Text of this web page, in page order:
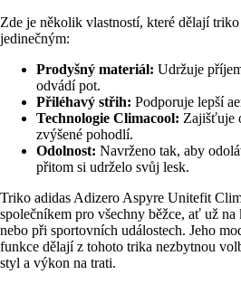
Zde je několik vlastností, které dělají
jedinečným:
Prodyšný materiál: Udržuje
odvádí pot.
Přiléhavý střih: Podporuje lepší
Technologie Climacool: Zajišťuje
zvýšené pohodlí.
Odolnost: Navrženo tak, aby
přitom si udrželo svůj lesk.
Triko adidas Adizero Aspyre Unitefit
společníkem pro všechny běžce, ať už
nebo při sportovních událostech. Jeho
funkce dělají z tohoto trika nezbytnou
styl a výkon na trati.